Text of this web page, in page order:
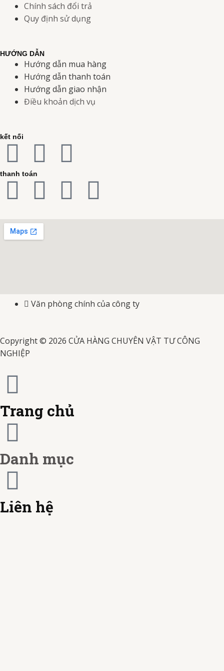
Chính sách đổi trả
Quy định sử dụng
HƯỚNG DẪN
Hướng dẫn mua hàng
Hướng dẫn thanh toán
Hướng dẫn giao nhận
Điều khoản dịch vụ
kết nối
F
a
c
e
o
k
I
n
s
t
r
a
m
Y
o
u
e
thanh toán
C
c
-
s
a
C
c
-
s
t
c
r
C
b
C
t
-
Văn phòng chính của công ty
Copyright © 2026 CỬA HÀNG CHUYÊN VẬT TƯ CÔNG
NGHIỆP
Trang chủ
Danh mục
Liên hệ